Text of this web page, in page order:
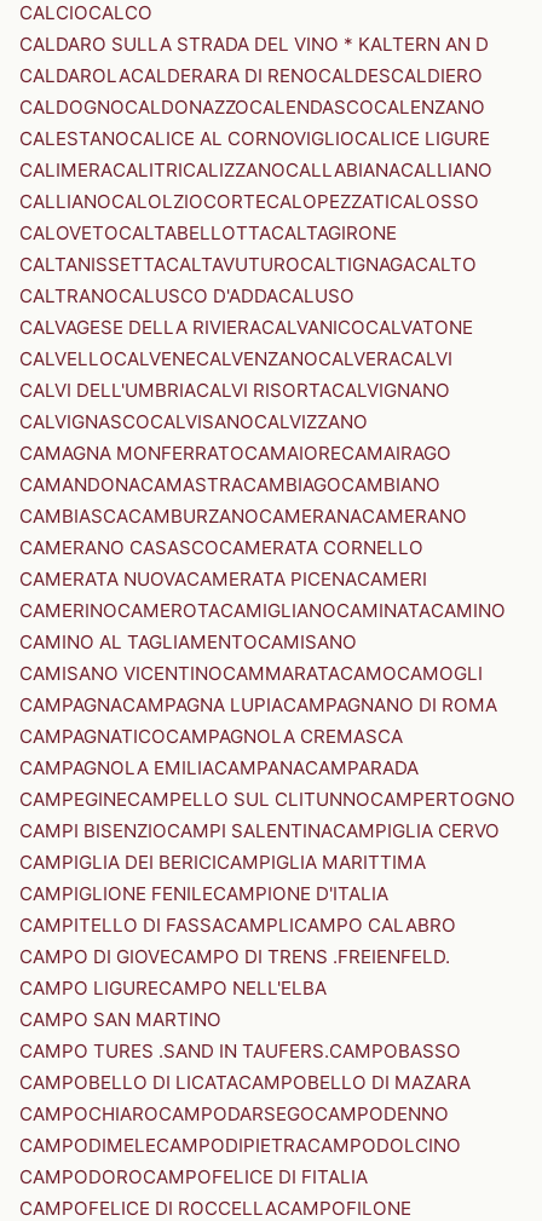
CALCIOCALCO
CALDARO SULLA STRADA DEL VINO * KALTERN AN D
CALDAROLACALDERARA DI RENOCALDESCALDIERO
CALDOGNOCALDONAZZOCALENDASCOCALENZANO
CALESTANOCALICE AL CORNOVIGLIOCALICE LIGURE
CALIMERACALITRICALIZZANOCALLABIANACALLIANO
CALLIANOCALOLZIOCORTECALOPEZZATICALOSSO
CALOVETOCALTABELLOTTACALTAGIRONE
CALTANISSETTACALTAVUTUROCALTIGNAGACALTO
CALTRANOCALUSCO D'ADDACALUSO
CALVAGESE DELLA RIVIERACALVANICOCALVATONE
CALVELLOCALVENECALVENZANOCALVERACALVI
CALVI DELL'UMBRIACALVI RISORTACALVIGNANO
CALVIGNASCOCALVISANOCALVIZZANO
CAMAGNA MONFERRATOCAMAIORECAMAIRAGO
CAMANDONACAMASTRACAMBIAGOCAMBIANO
CAMBIASCACAMBURZANOCAMERANACAMERANO
CAMERANO CASASCOCAMERATA CORNELLO
CAMERATA NUOVACAMERATA PICENACAMERI
CAMERINOCAMEROTACAMIGLIANOCAMINATACAMINO
CAMINO AL TAGLIAMENTOCAMISANO
CAMISANO VICENTINOCAMMARATACAMOCAMOGLI
CAMPAGNACAMPAGNA LUPIACAMPAGNANO DI ROMA
CAMPAGNATICOCAMPAGNOLA CREMASCA
CAMPAGNOLA EMILIACAMPANACAMPARADA
CAMPEGINECAMPELLO SUL CLITUNNOCAMPERTOGNO
CAMPI BISENZIOCAMPI SALENTINACAMPIGLIA CERVO
CAMPIGLIA DEI BERICICAMPIGLIA MARITTIMA
CAMPIGLIONE FENILECAMPIONE D'ITALIA
CAMPITELLO DI FASSACAMPLICAMPO CALABRO
CAMPO DI GIOVECAMPO DI TRENS .FREIENFELD.
CAMPO LIGURECAMPO NELL'ELBA
CAMPO SAN MARTINO
CAMPO TURES .SAND IN TAUFERS.CAMPOBASSO
CAMPOBELLO DI LICATACAMPOBELLO DI MAZARA
CAMPOCHIAROCAMPODARSEGOCAMPODENNO
CAMPODIMELECAMPODIPIETRACAMPODOLCINO
CAMPODOROCAMPOFELICE DI FITALIA
CAMPOFELICE DI ROCCELLACAMPOFILONE